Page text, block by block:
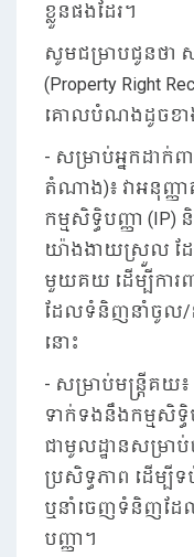
ខ្លួនផងដែរ។
សូមជម្រាបជូនថា ស
(Property Right
គោលបំណងដូចខា
- សម្រាប់អ្នកដាក់ព
តំណាង)៖ វាអនុញ្ញ
កម្មសិទ្ធិបញ្ញា
យ៉ាងងាយស្រួល ដែល
មួយគយ ដើម្បីការ
ដែលទំនិញនាំចូល/
នោះ
- សម្រាប់មន្ត្រីគយ
ទាក់ទងនឹងកម្មសិទ្ធិ
ជាមូលដ្ឋានសម្រា
ប្រសិទ្ធភាព ដើម្បី
ឬនាំចេញទំនិញដែល
បញ្ញា។